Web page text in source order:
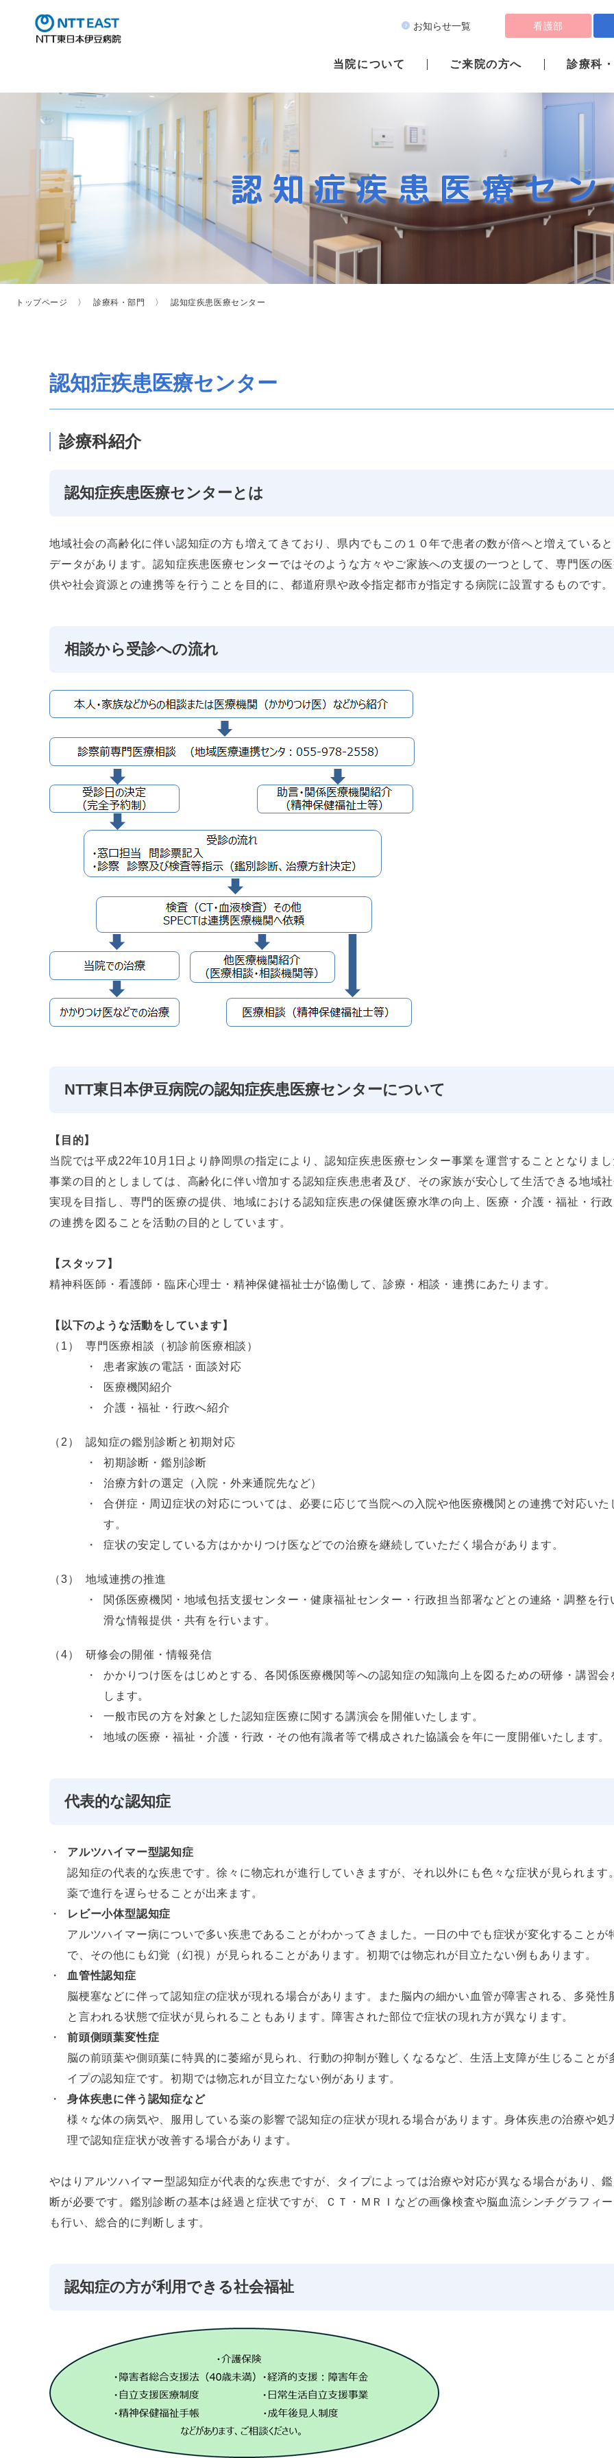
お知らせ一覧 看護部
当院について ご来院の方へ 診療科
認知症疾患医療セ
トップページ 診療科・部門 認知症疾患医療センター
認知症疾患医療センター
診療科紹介
認知症疾患医療センターとは
地域社会の高齢化に伴い認知症の方も増えてきており、県内でもこの１０年で患者の数が倍へと増えていると
データがあります。認知症疾患医療センターではそのような方々やご家族への支援の一つとして、専門医の
供や社会資源との連携等を行うことを目的に、都道府県や政令指定都市が指定する病院に設置するものです。
相談から受診への流れ
NTT東日本伊豆病院の認知症疾患医療センターについて
【目的】
当院では平成22年10月1日より静岡県の指定により、認知症疾患医療センター事業を運営することとなりまし
事業の目的としましては、高齢化に伴い増加する認知症疾患患者及び、その家族が安心して生活できる地域
実現を目指し、専門的医療の提供、地域における認知症疾患の保健医療水準の向上、医療・介護・福祉・行
の連携を図ることを活動の目的としています。
【スタッフ】
精神科医師・看護師・臨床心理士・精神保健福祉士が協働して、診療・相談・連携にあたります。
【以下のような活動をしています】
専門医療相談（初診前医療相談）
患者家族の電話・面談対応
医療機関紹介
介護・福祉・行政へ紹介
認知症の鑑別診断と初期対応
初期診断・鑑別診断
治療方針の選定（入院・外来通院先など）
合併症・周辺症状の対応については、必要に応じて当院への入院や他医療機関との連携で対応いた
す。
症状の安定している方はかかりつけ医などでの治療を継続していただく場合があります。
地域連携の推進
関係医療機関・地域包括支援センター・健康福祉センター・行政担当部署などとの連絡・調整を行
滑な情報提供・共有を行います。
研修会の開催・情報発信
かかりつけ医をはじめとする、各関係医療機関等への認知症の知識向上を図るための研修・講習会
します。
一般市民の方を対象とした認知症医療に関する講演会を開催いたします。
地域の医療・福祉・介護・行政・その他有識者等で構成された協議会を年に一度開催いたします。
代表的な認知症
アルツハイマー型認知症
認知症の代表的な疾患です。徐々に物忘れが進行していきますが、それ以外にも色々な症状が見られます
薬で進行を遅らせることが出来ます。
レビー小体型認知症
アルツハイマー病についで多い疾患であることがわかってきました。一日の中でも症状が変化することが
で、その他にも幻覚（幻視）が見られることがあります。初期では物忘れが目立たない例もあります。
血管性認知症
脳梗塞などに伴って認知症の症状が現れる場合があります。また脳内の細かい血管が障害される、多発性
と言われる状態で症状が見られることもあります。障害された部位で症状の現れ方が異なります。
前頭側頭葉変性症
脳の前頭葉や側頭葉に特異的に萎縮が見られ、行動の抑制が難しくなるなど、生活上支障が生じることが
イプの認知症です。初期では物忘れが目立たない例があります。
身体疾患に伴う認知症など
様々な体の病気や、服用している薬の影響で認知症の症状が現れる場合があります。身体疾患の治療や処
理で認知症症状が改善する場合があります。
やはりアルツハイマー型認知症が代表的な疾患ですが、タイプによっては治療や対応が異なる場合があり、
断が必要です。鑑別診断の基本は経過と症状ですが、ＣＴ・ＭＲＩなどの画像検査や脳血流シンチグラフィ
も行い、総合的に判断します。
認知症の方が利用できる社会福祉